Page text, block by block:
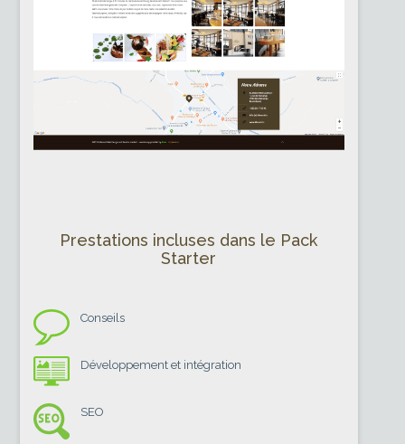
Prestations incluses dans le Pack
Starter
Conseils
Développement et intégration
SEO